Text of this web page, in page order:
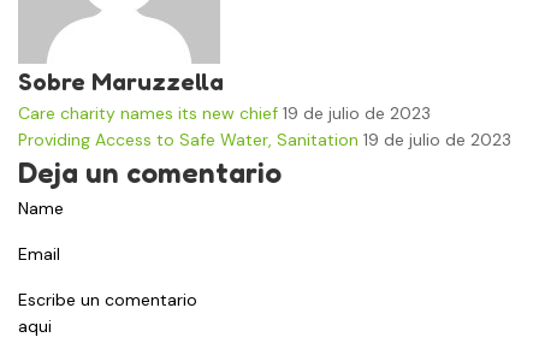
Sobre Maruzzella
Care charity names its new chief 19 de julio de 2023
Providing Access to Safe Water, Sanitation 19 de julio de 2023
Deja un comentario